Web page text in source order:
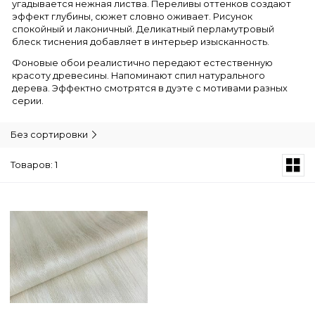
угадывается нежная листва. Переливы оттенков создают
эффект глубины, сюжет словно оживает. Рисунок
спокойный и лаконичный. Деликатный перламутровый
блеск тиснения добавляет в интерьер изысканность.
Фоновые обои реалистично передают естественную
красоту древесины. Напоминают спил натурального
дерева. Эффектно смотрятся в дуэте с мотивами разных
серии.
Без сортировки
Товаров: 1